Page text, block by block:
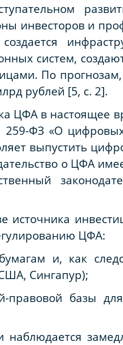
инвесторов и
систем,
По
рублей [5, с. 2].
ЦФА в настоящее
ФЗ «О
выпустить
о ЦФА
источника
ЦФА:
и, как
Сингапур);
правовой базы
наблюдается